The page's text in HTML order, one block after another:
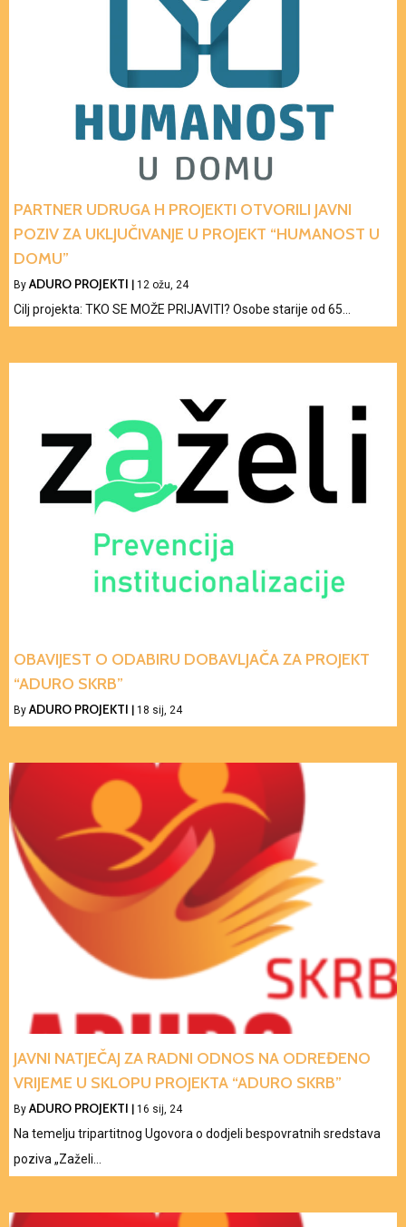
PARTNER UDRUGA H PROJEKTI OTVORILI JAVNI
POZIV ZA UKLJUČIVANJE U PROJEKT “HUMANOST U
DOMU”
By ADURO PROJEKTI 12 ožu, 24
Cilj projekta: TKO SE MOŽE PRIJAVITI? Osobe starije od 65…
OBAVIJEST O ODABIRU DOBAVLJAČA ZA PROJEKT
“ADURO SKRB”
By ADURO PROJEKTI | 18 sij, 24
JAVNI NATJEČAJ ZA RADNI ODNOS NA ODREĐENO
VRIJEME U SKLOPU PROJEKTA “ADURO SKRB”
By ADURO PROJEKTI 16 sij, 24
Na temelju tripartitnog Ugovora o dodjeli bespovratnih sredstava
poziva „Zaželi…